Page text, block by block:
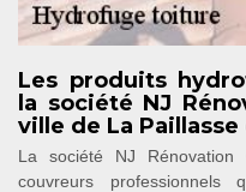
Les produits
la société NJ
ville de La
La société NJ
couvreurs